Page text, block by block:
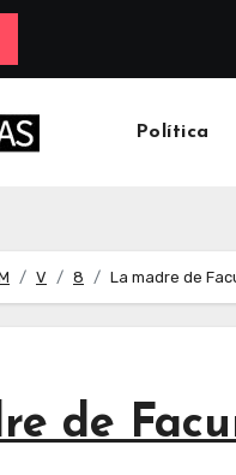
Política
V 8 La madre de
de